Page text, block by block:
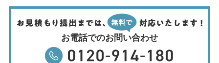
お電話でのお問い合わせ